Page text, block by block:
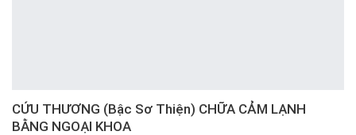
CỨU THƯƠNG (Bậc Sơ Thiện) CHỮA CẢM LẠNH
BẰNG NGOẠI KHOA